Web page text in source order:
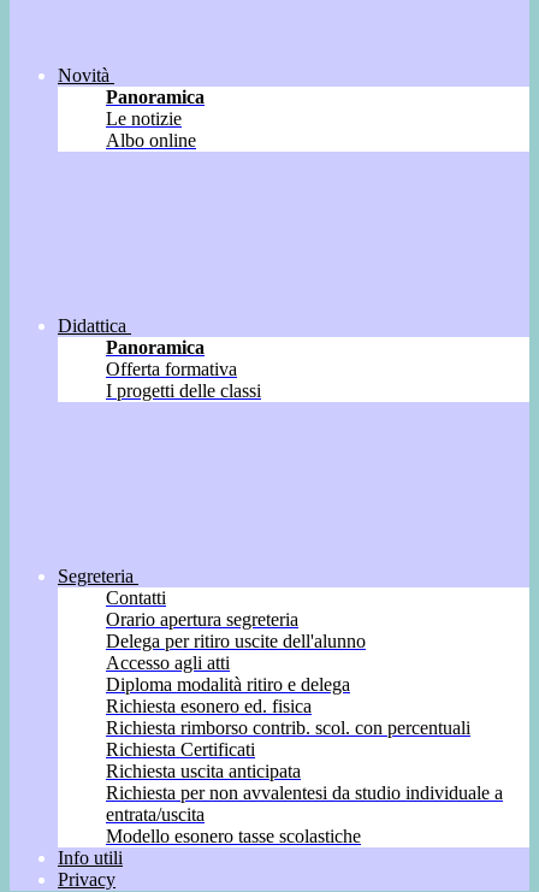
Novità
Panoramica
Le notizie
Albo online
Didattica
Panoramica
Offerta formativa
I progetti delle classi
Segreteria
Contatti
Orario apertura segreteria
Delega per ritiro uscite dell'alunno
Accesso agli atti
Diploma modalità ritiro e delega
Richiesta esonero ed. fisica
Richiesta rimborso contrib. scol. con percentuali
Richiesta Certificati
Richiesta uscita anticipata
Richiesta per non avvalentesi da studio individuale a
entrata/uscita
Modello esonero tasse scolastiche
Info utili
Privacy